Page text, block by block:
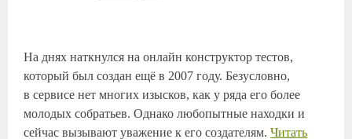
На днях наткнулся на онлайн конструктор тестов,
который был создан ещё в 2007 году. Безусловно,
в сервисе нет многих изысков, как у ряда его более
молодых собратьев. Однако любопытные находки и
сейчас вызывают уважение к его создателям.Читать